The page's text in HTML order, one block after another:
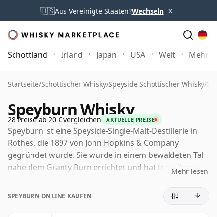
🇺🇸Aus Vereinigte Staaten?Wechseln ×
Schottland Irland Japan USA Welt Mehr
Startseite/Schottischer Whisky/Speyside Schottischer Whisky/
Speyburn Whisky
28 Preise ab 20 € vergleichen AKTUELLE PREISE
Speyburn ist eine Speyside-Single-Malt-Destillerie in
Rothes, die 1897 von John Hopkins & Company
gegründet wurde. Sie wurde in einem bewaldeten Tal
nahe dem Granty Burn errichtet und hat trotz ihrer
Whisky-Boom der Region einbettet, stets eine etwas
Mehr lesen
SPEYBURN ONLINE KAUFEN